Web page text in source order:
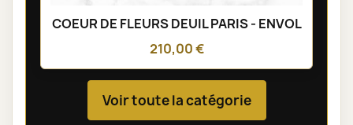
COEUR DE FLEURS DEUIL PARIS - ENVOL
210,00 €
Voir toute la catégorie